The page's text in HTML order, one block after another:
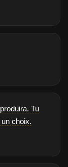
Tu
choix.